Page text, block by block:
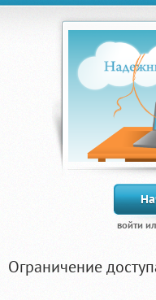
Ограничение